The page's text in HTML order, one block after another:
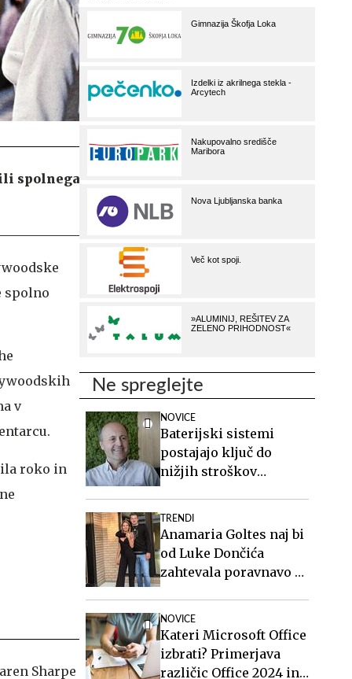
spolnega
spolno
v
roko in
Sharpe
Ne spreglejte
NOVICE
Baterijski sistemi
postajajo ključ do
nižjih stroškov
TRENDI
Anamaria Goltes naj bi
od Luke Dončića
zahtevala poravnavo v
NOVICE
Kateri Microsoft Office
izbrati? Primerjava
različic Office 2024 in